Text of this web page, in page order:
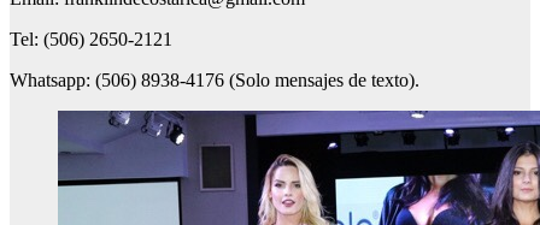
Tel: (506) 2650-2121
Whatsapp: (506) 8938-4176 (Solo mensajes de texto).